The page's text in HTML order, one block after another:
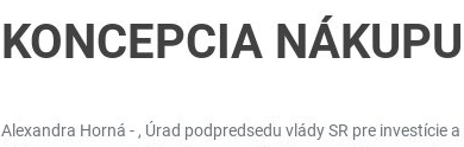
KONCEPCIA
Alexandra Horná - , Úrad podpredsedu vlády SR pre investície